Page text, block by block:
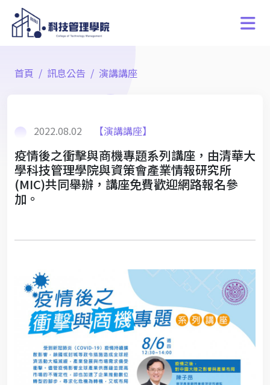
首頁 訊息公告 演講講座
2022.08.02 【演講講座】
疫情後之衝擊與商機專題系列講座，由清華大
學科技管理學院與資策會產業情報研究所
(MIC)共同舉辦，講座免費歡迎網路報名參
加。